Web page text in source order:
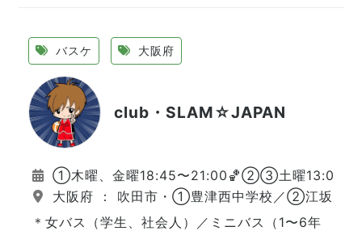
バスケ 大阪府
club・SLAM☆JAPAN
①木曜、金曜18:45〜21:00🏀②③土曜13:00〜
大阪府 ： 吹田市・①豊津西中学校／②江坂大
＊女バス（学生、社会人）／ミニバス（1〜6年